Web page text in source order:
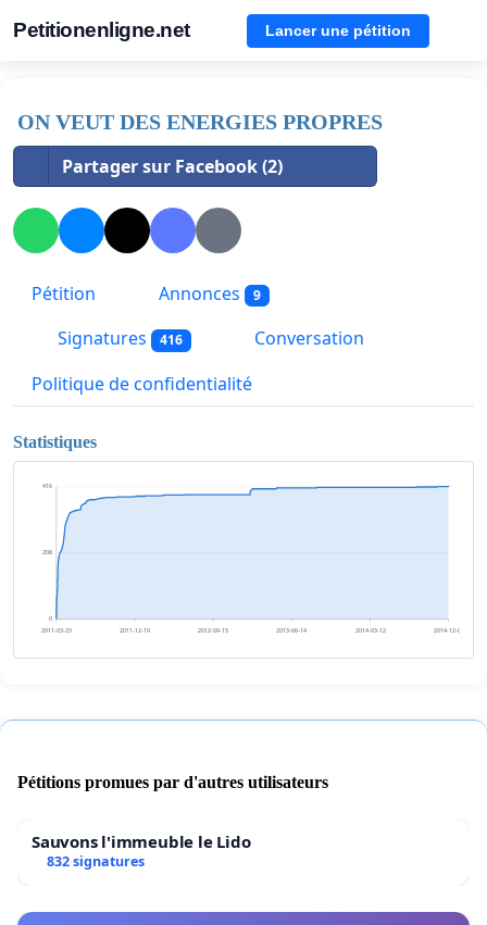
Petitionenligne.net Lancer une pétition
ON VEUT DES ENERGIES PROPRES
Partager sur Facebook (2)
Pétition Annonces 9
Signatures 416
Conversation
Politique de confidentialité
Statistiques
0
208
416
2011-03-23 2011-12-19 2012-09-15 2013-06-14 2014-03-12 2014-12-08
Pétitions promues par d'autres utilisateurs
Sauvons l'immeuble le Lido
832 signatures